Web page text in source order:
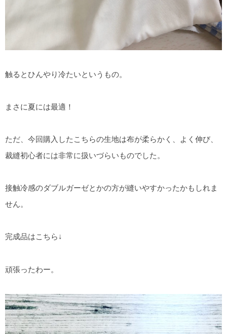
触るとひんやり冷たいというもの。
まさに夏には最適！
ただ、今回購入したこちらの生地は布が柔らかく、よく伸び、
裁縫初心者には非常に扱いづらいものでした。
接触冷感のダブルガーゼとかの方が縫いやすかったかもしれま
せん。
完成品はこちら↓
頑張ったわー。